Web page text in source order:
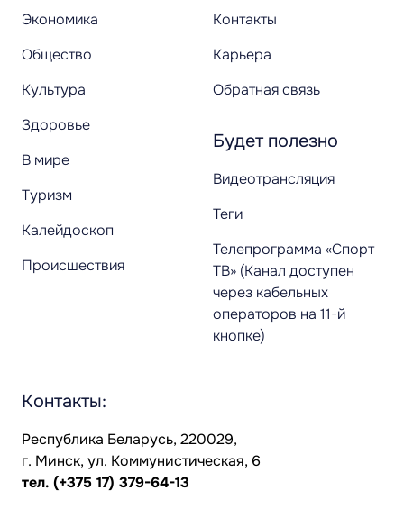
Экономика
Общество
Культура
Здоровье
В мире
Туризм
Калейдоскоп
Происшествия
Контакты
Карьера
Обратная связь
Будет полезно
Видеотрансляция
Теги
Телепрограмма «Спорт
ТВ» (Канал доступен
через кабельных
операторов на 11-й
кнопке)
Контакты:
Республика Беларусь, 220029,
г. Минск, ул. Коммунистическая, 6
тел. (+375 17) 379-64-13